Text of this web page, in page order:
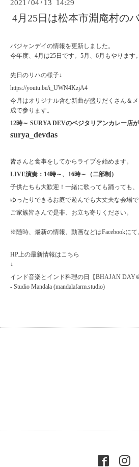
2021 /04 / 13 14:29
4月25日は松本市淵庵村の
バジャンデイの情報を更新しました。
今年度、4月は25日です。5月、6月もやります。
先日のリハの様子↓
https://youtu.be/i_UWN4KzjA4
今月はオリジナル含む新曲が盛りだくさん＆
成で参ります。
12時～ SURYA DEVのベジタリアンカレー店が
surya_devdas
皆さんと食事をしてからライブを始めます。
LIVE演奏：14時～、16時～（二部制）
子供たちも大歓迎！一緒に歌っても踊っても、
ゆったりできるお庭で遊んでも大丈夫な会場で
ご家族皆さんで是非、お立ち寄りください。
※随時、最新の情報、動画などはFacebookにて
HP上の最新情報はこちら
↓
インド音楽とインド料理の日【BHAJAN DAY
- Studio Mandala (mandalafarm.studio)